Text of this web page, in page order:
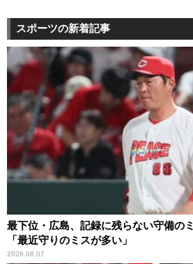
スポーツの新着記事
最下位・広島、記録に残らない守備
「最近守りのミスが多い」
2026.08.07